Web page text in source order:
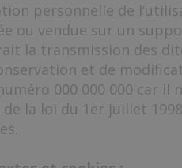
personnelle de
ou vendue sur un
la transmission des
et de
000 000 000 car
la loi du 1er juillet